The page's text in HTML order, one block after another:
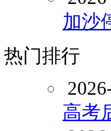
加沙
热门排行
高考